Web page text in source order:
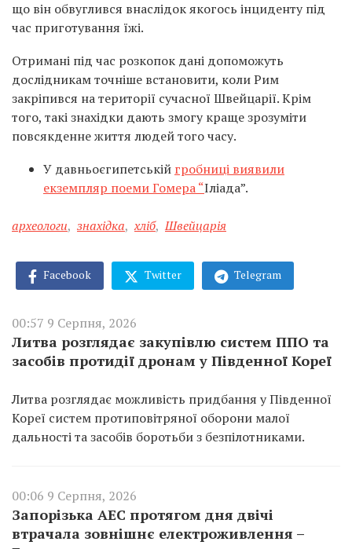
що він обвуглився внаслідок якогось інциденту під
час приготування їжі.
Отримані під час розкопок дані допоможуть
дослідникам точніше встановити, коли Рим
закріпився на території сучасної Швейцарії. Крім
того, такі знахідки дають змогу краще зрозуміти
повсякденне життя людей того часу.
У давньоєгипетській гробниці виявили
екземпляр поеми Гомера “Іліада”.
археологи, знахідка, хліб, Швейцарія
Facebook Twitter Telegram
00:57 9 Серпня, 2026
Литва розглядає закупівлю систем ППО та
засобів протидії дронам у Південної Кореї
Литва розглядає можливість придбання у Південної
Кореї систем протиповітряної оборони малої
дальності та засобів боротьби з безпілотниками.
00:06 9 Серпня, 2026
Запорізька АЕС протягом дня двічі
втрачала зовнішнє електроживлення –